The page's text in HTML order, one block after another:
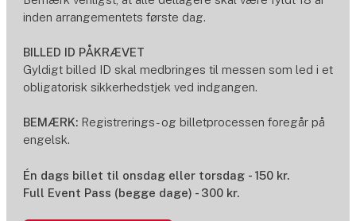
inden arrangementets første dag.
BILLED ID PÅKRÆVET
Gyldigt billed ID skal medbringes til messen som led i et
obligatorisk sikkerhedstjek ved indgangen.
BEMÆRK: Registrerings- og billetprocessen foregår på
engelsk.
Én dags billet til onsdag eller torsdag - 150 kr.
Full Event Pass (begge dage) - 300 kr.